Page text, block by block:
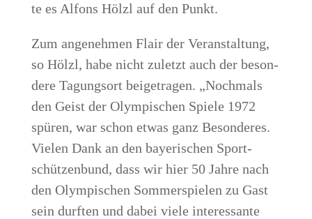
te es Alfons Hölzl auf den Punkt.
Zum ange­neh­men Flair der Ver­an­stal­tung,
so Hölzl, habe nicht zuletzt auch der beson­
de­re Tagungs­ort bei­getra­gen. „Noch­mals
den Geist der Olym­pi­schen Spie­le 1972
spü­ren, war schon etwas ganz Beson­de­res.
Vie­len Dank an den baye­ri­schen Sport­
schüt­zen­bund, dass wir hier 50 Jah­re nach
den Olym­pi­schen Som­mer­spie­len zu Gast
sein durf­ten und dabei vie­le inter­es­san­te